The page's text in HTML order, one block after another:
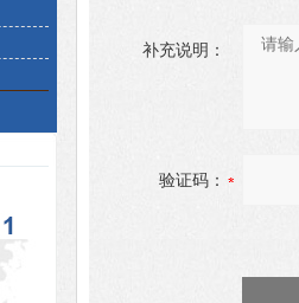
补充说明：
验证码：